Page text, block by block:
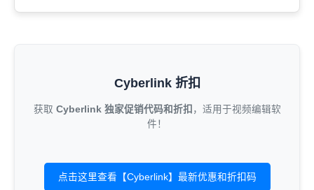
Cyberlink 折扣
获取 Cyberlink 独家促销代码和折扣 ，适用于视频编辑软
件！
点击这里查看【Cyberlink】最新优惠和折扣码